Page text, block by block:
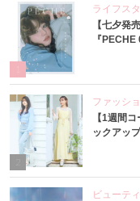
ライフス
【七夕発
『
ファッシ
【1週間
ックアッ
ビューテ